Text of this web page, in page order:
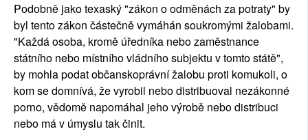
Podobně jako texaský "zákon o odměnách za potraty" by
byl tento zákon částečně vymáhán soukromými žalobami.
"Každá osoba, kromě úředníka nebo zaměstnance
státního nebo místního vládního subjektu v tomto státě",
by mohla podat občanskoprávní žalobu proti komukoli, o
kom se domnívá, že vyrobil nebo distribuoval nezákonné
porno, vědomě napomáhal jeho výrobě nebo distribuci
nebo má v úmyslu tak činit.